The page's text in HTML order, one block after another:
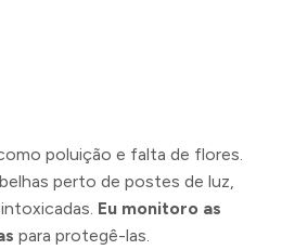
poluição e falta de flores.
perto de postes de luz,
Eu monitoro as
para protegê-las.